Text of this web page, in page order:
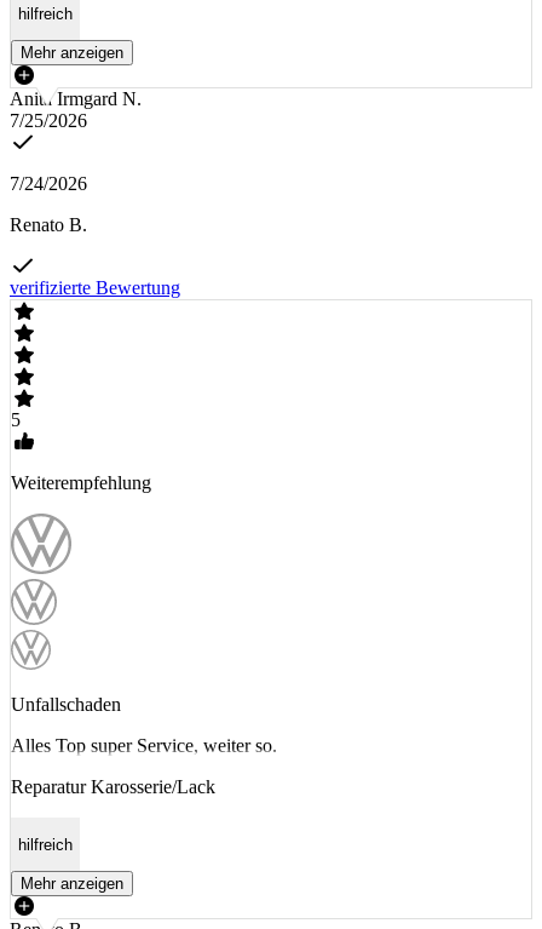
hilfreich
Mehr anzeigen
Anita Irmgard N.
7/25/2026
7/24/2026
Renato B.
verifizierte Bewertung
5
Weiterempfehlung
Unfallschaden
Alles Top super Service, weiter so.
Reparatur Karosserie/Lack
hilfreich
Mehr anzeigen